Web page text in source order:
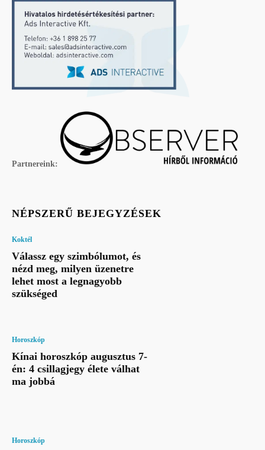
Partnereink:
NÉPSZERŰ BEJEGYZÉSEK
Koktél
Válassz egy szimbólumot, és
nézd meg, milyen üzenetre
lehet most a legnagyobb
szükséged
Horoszkóp
Kínai horoszkóp augusztus 7-
én: 4 csillagjegy élete válhat
ma jobbá
Horoszkóp